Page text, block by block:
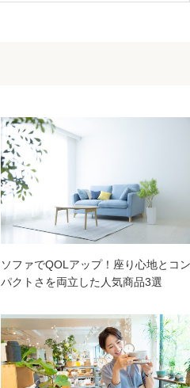
ソファでQOLアップ！座り心地とコン
パクトさを両立した人気商品3選